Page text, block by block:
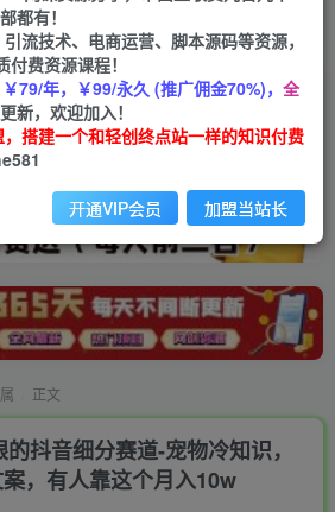
正文
的抖音细分赛道-宠物冷知识，
，有人靠这个月入10w
都有！
流技术、电商运营、脚本源码等资源，
费资源课程！
￥79/年，￥99/永久 (推广佣金70%)， 全
新，欢迎加入！
搭建一个和轻创终点站一样的知识付费
开通VIP会员 加盟当站长